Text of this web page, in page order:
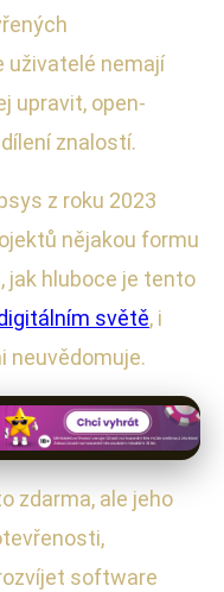
uživatelé nemají
upravit, open-
znalostí.
z roku 2023
nějakou formu
jak hluboce je tento
světě, i
neuvědomuje.
zdarma, ale jeho
software